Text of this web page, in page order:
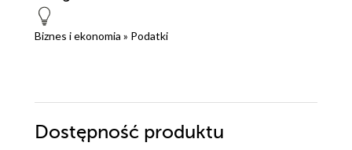
Biznes i ekonomia » Podatki
Dostępność produktu